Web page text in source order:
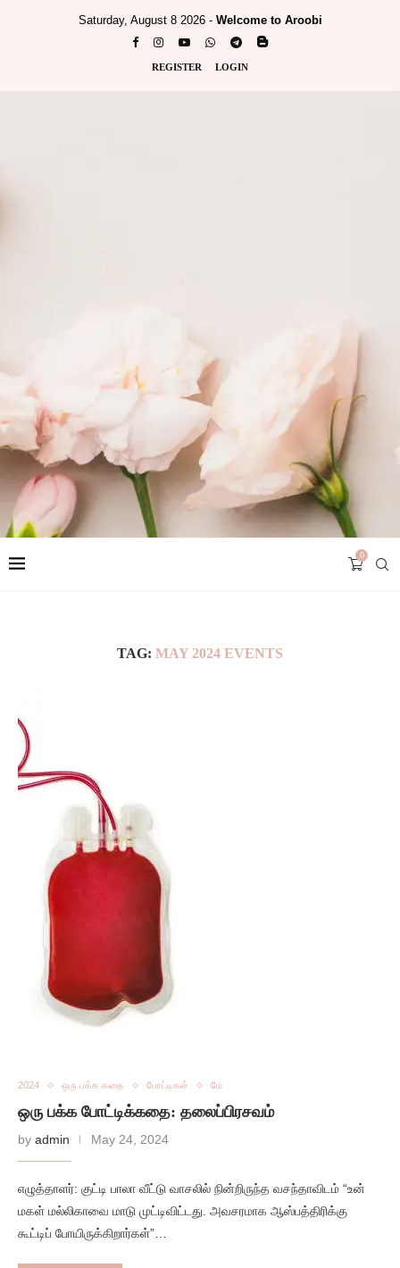
Saturday, August 8 2026 - Welcome to Aroobi
REGISTER LOGIN
0
TAG: MAY 2024 EVENTS
2024 ஒரு பக்க கதை போட்டிகள் மே
ஒரு பக்க போட்டிக்கதை: தலைப்பிரசவம்
by admin May 24, 2024
எழுத்தாளர்: குட்டி பாலா வீட்டு வாசலில் நின்றிருந்த வசந்தாவிடம் “உன்
மகள் மல்லிகாவை மாடு முட்டிவிட்டது. அவசரமாக ஆஸ்பத்திரிக்கு
கூட்டிப் போயிருக்கிறார்கள்”…